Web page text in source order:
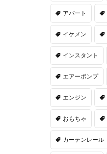
アパート
イケメン
インスタント
エアーポンプ
エンジン
おもちゃ
カーテンレール